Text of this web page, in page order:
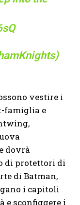
vestire i
famiglia e
dovrà
di protettori di
di Batman,
i capitoli
e sconfiggere i